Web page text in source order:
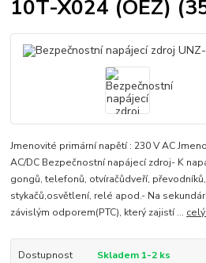
10T-X024 (OEZ)
Jmenovité primární napětí : 230 V AC
AC/DC Bezpečnostní napájecí zdroj- K
gongů, telefonů, otvíračůdveří,
stykačů,osvětlení, relé apod.- Na
závislým odporem(PTC), který zajistí ...
Dostupnost
Skladem 1-2 ks